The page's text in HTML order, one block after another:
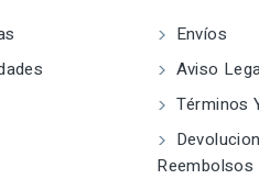
Envíos
Aviso
Términos
Reembolsos